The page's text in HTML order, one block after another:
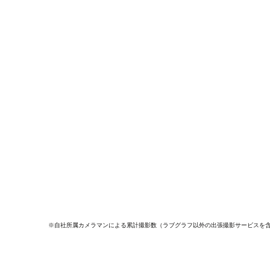
※自社所属カメラマンによる累計撮影数（ラブグラフ以外の出張撮影サービスを